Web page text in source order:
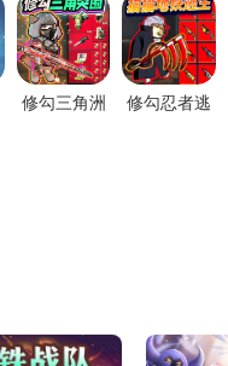
修勾三角洲
修勾忍者逃